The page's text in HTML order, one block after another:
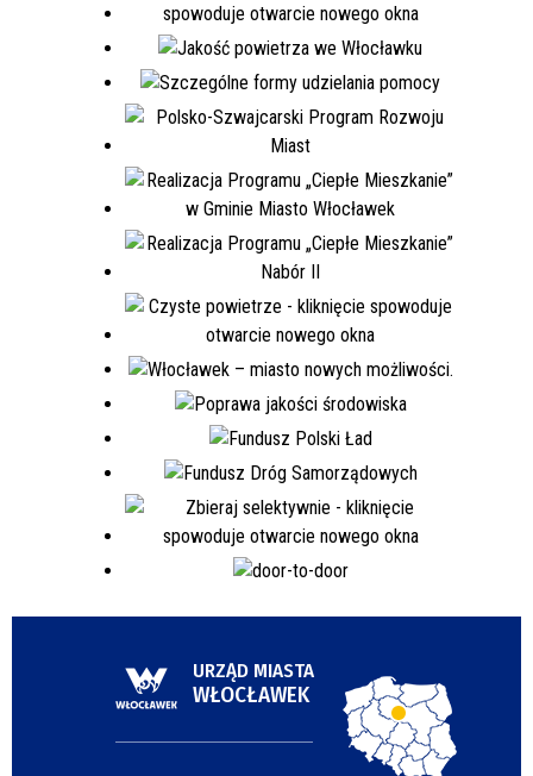
URZĄD MIASTA
WŁOCŁAWEK